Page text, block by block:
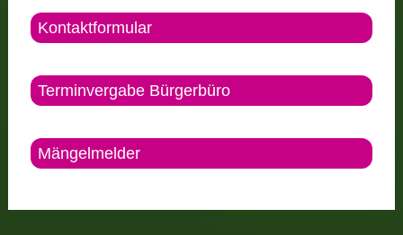
Kontaktformular
Terminvergabe Bürgerbüro
Mängelmelder